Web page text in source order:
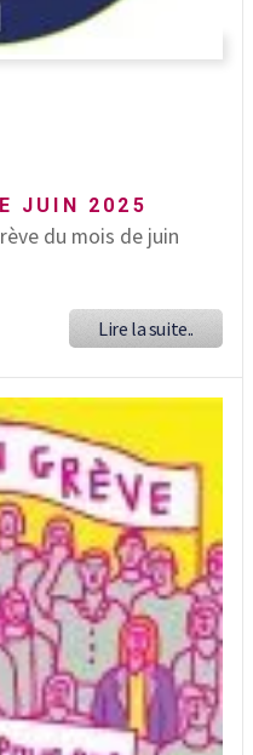
JUIN 2025
du mois de juin
Lire la suite..